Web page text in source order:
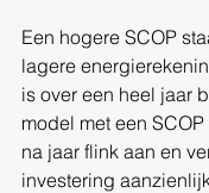
Een hogere SCOP
lagere
is over een heel jaar
model met een
na jaar flink aan en
investering